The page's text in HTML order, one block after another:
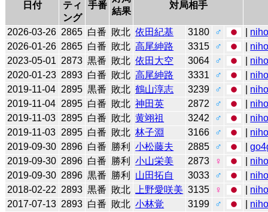
日付
ティ
ング
手番
結果
対局相手
2026-03-26 2865 白番 敗北 依田紀基 3180 ♂
2026-01-26 2865 白番 敗北 高尾紳路 3315 ♂
2023-05-01 2873 黒番 敗北 依田大空 3064 ♂
2020-01-23 2893 白番 敗北 高尾紳路 3331 ♂
2019-11-04 2895 黒番 敗北 鶴山淳志 3239 ♂
2019-11-04 2895 白番 敗北 神田英 2872 ♂
2019-11-03 2895 白番 敗北 黄翊祖 3242 ♂
2019-11-03 2895 白番 敗北 林子淵 3166 ♂
2019-09-30 2896 白番 勝利 小松藤夫 2885 ♂ |
2019-09-30 2896 白番 勝利 小山栄美 2873 ♀
2019-09-30 2896 黒番 勝利 山田拓自 3033 ♂
2018-02-22 2893 黒番 敗北 上野愛咲美 3135 ♀
2017-07-13 2893 白番 敗北 小林覚 3199 ♂